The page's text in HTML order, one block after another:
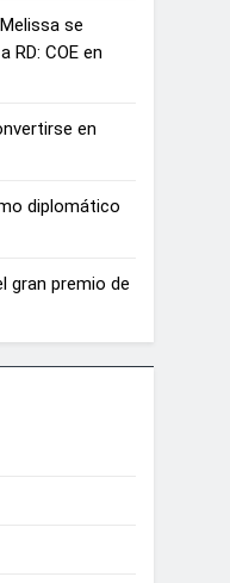
se
RD: COE en
en
diplomático
gran premio de